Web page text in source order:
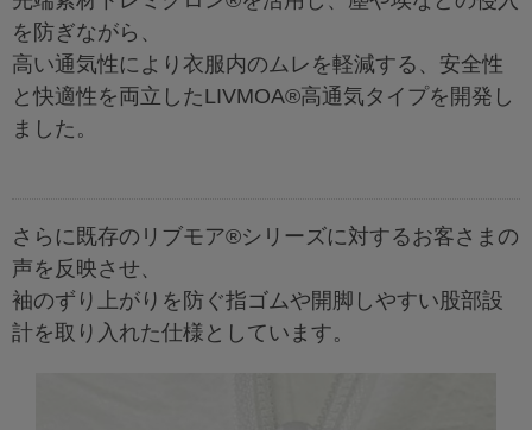
を防ぎながら、
高い通気性により衣服内のムレを軽減する、安全性
と快適性を両立したLIVMOA®高通気タイプを開発し
ました。
さらに既存のリブモア®シリーズに対するお客さまの
声を反映させ、
袖のずり上がりを防ぐ指ゴムや開脚しやすい股部設
計を取り入れた仕様としています。